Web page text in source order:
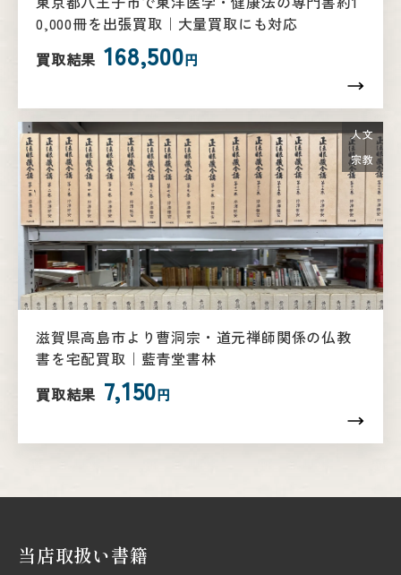
0,000冊を出張買取｜大量買取にも対応
買取結果 168,500円
人文
宗教
滋賀県高島市より曹洞宗・道元禅師関係の仏教
書を宅配買取｜藍青堂書林
買取結果 7,150円
当店取扱い書籍